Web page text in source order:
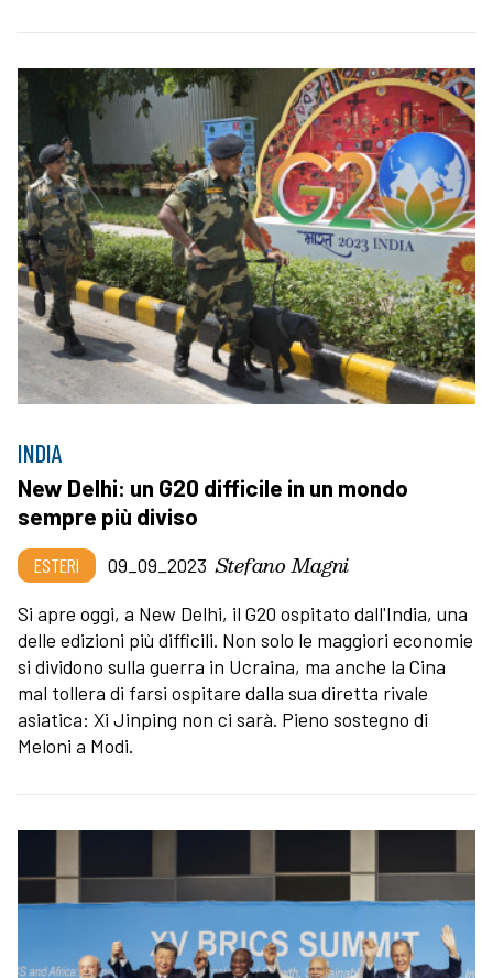
INDIA
New Delhi: un G20 difficile in un mondo
sempre più diviso
ESTERI 09_09_2023 Stefano Magni
Si apre oggi, a New Delhi, il G20 ospitato dall'India, una
delle edizioni più difficili. Non solo le maggiori economie
si dividono sulla guerra in Ucraina, ma anche la Cina
mal tollera di farsi ospitare dalla sua diretta rivale
asiatica: Xi Jinping non ci sarà. Pieno sostegno di
Meloni a Modi.